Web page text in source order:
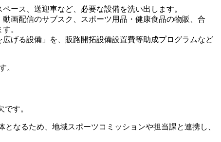
ース、送迎車など、必要な設備を洗い出します。
画配信のサブスク、スポーツ用品・健康食品の物販、合
。
げる設備」を、販路開拓設備設置費等助成プログラムなど
。
す。
なるため、地域スポーツコミッションや担当課と連携し、